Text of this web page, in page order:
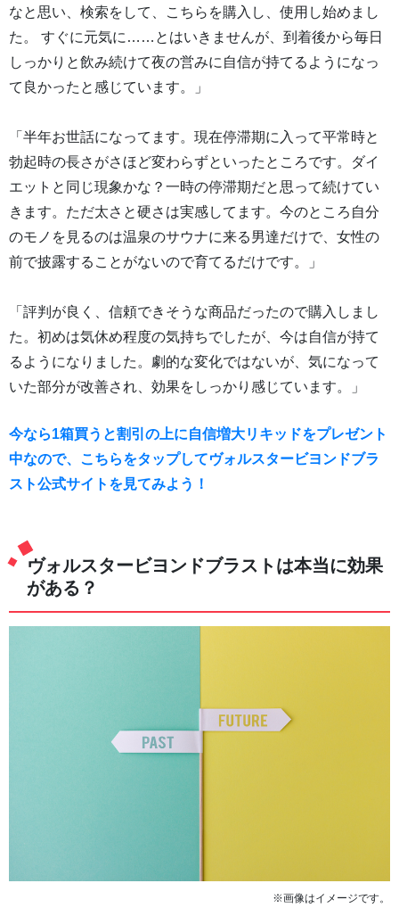
なと思い、検索をして、こちらを購入し、使用し始めまし
た。 すぐに元気に……とはいきませんが、到着後から毎日
しっかりと飲み続けて夜の営みに自信が持てるようになっ
て良かったと感じています。」
「半年お世話になってます。現在停滞期に入って平常時と
勃起時の長さがさほど変わらずといったところです。ダイ
エットと同じ現象かな？一時の停滞期だと思って続けてい
きます。ただ太さと硬さは実感してます。今のところ自分
のモノを見るのは温泉のサウナに来る男達だけで、女性の
前で披露することがないので育てるだけです。」
「評判が良く、信頼できそうな商品だったので購入しまし
た。初めは気休め程度の気持ちでしたが、今は自信が持て
るようになりました。劇的な変化ではないが、気になって
いた部分が改善され、効果をしっかり感じています。」
今なら1箱買うと割引の上に自信増大リキッドをプレゼント
中なので、こちらをタップしてヴォルスタービヨンドブラ
スト公式サイトを見てみよう！
ヴォルスタービヨンドブラストは本当に効果
がある？
※画像はイメージです。